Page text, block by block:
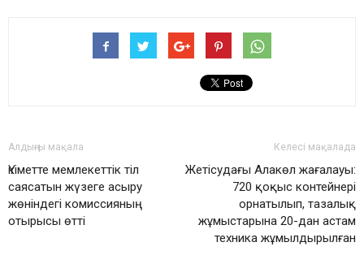
Алдыңғы мақала
Үкіметте мемлекеттік тіл
саясатын жүзеге асыру
жөніндегі комиссияның
отырысы өтті
Келесі мақалада
Жетісудағы Алакөл жағалауы:
720 қоқыс контейнері
орнатылып, тазалық
жұмыстарына 20-дан астам
техника жұмылдырылған